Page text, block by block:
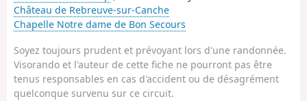
Château de Rebreuve-sur-Canche
Chapelle Notre dame de Bon Secours
Soyez toujours prudent et prévoyant lors d'une randonnée.
Visorando et l'auteur de cette fiche ne pourront pas être
tenus responsables en cas d'accident ou de désagrément
quelconque survenu sur ce circuit.